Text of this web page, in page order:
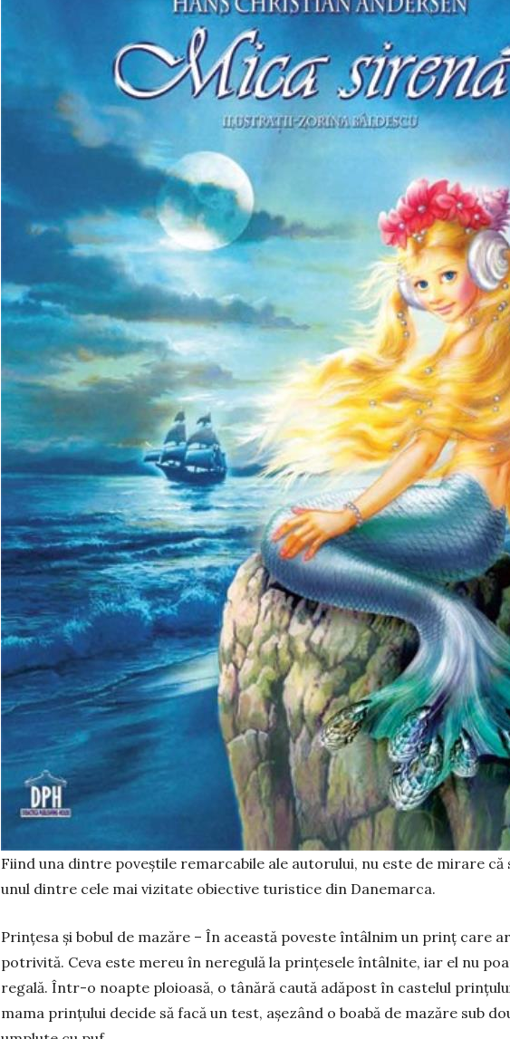
Fiind una dintre poveștile remarcabile ale autorului, nu este de mirare
unul dintre cele mai vizitate obiective turistice din Danemarca.
Prințesa și bobul de mazăre – În această poveste întâlnim un prinț care
potrivită. Ceva este mereu în neregulă la prințesele întâlnite, iar el nu
regală. Într-o noapte ploioasă, o tânără caută adăpost în castelul
mama prințului decide să facă un test, așezând o boabă de mazăre sub